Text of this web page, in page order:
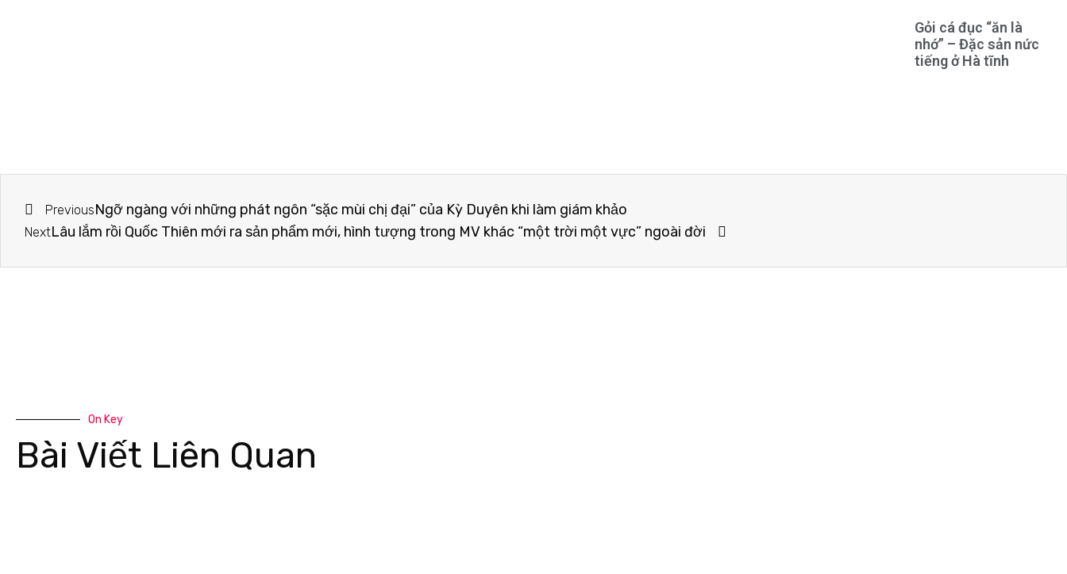
Gỏi cá đục “ăn là
nhớ” – Đặc sản nức
tiếng ở Hà tĩnh
PreviousNgỡ ngàng với những phát ngôn “sặc mùi chị đại” của Kỳ Duyên khi làm giám khảo
NextLâu lắm rồi Quốc Thiên mới ra sản phẩm mới, hình tượng trong MV khác “một trời một vực” ngoài đời
On Key
Bài Viết Liên Quan